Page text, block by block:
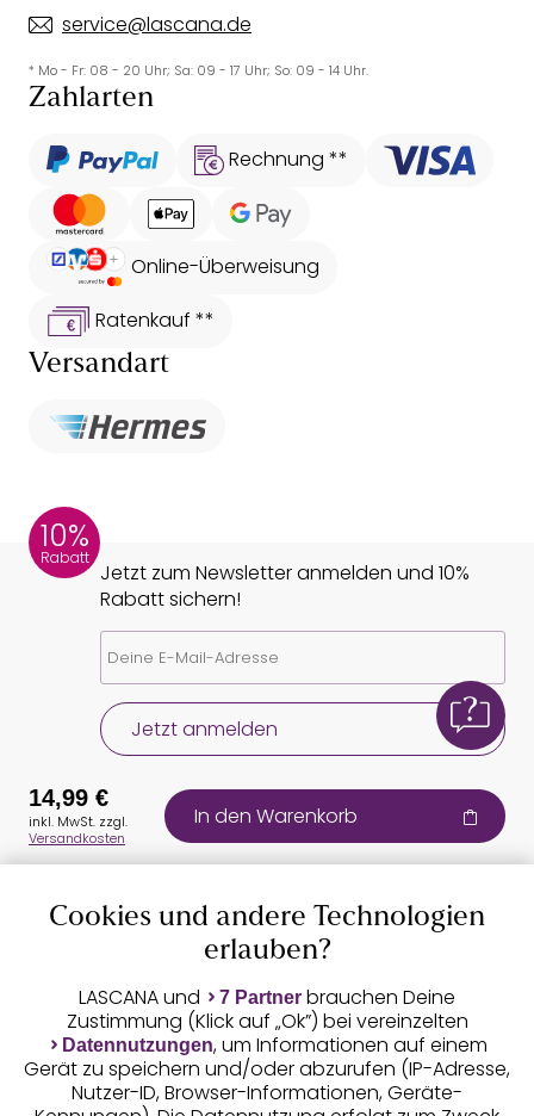
service@lascana.de
* Mo - Fr: 08 - 20 Uhr; Sa: 09 - 17 Uhr; So: 09 - 14 Uhr.
Zahlarten
Rechnung **
Online-Überweisung
Ratenkauf **
Versandart
10%
Rabatt
Jetzt zum Newsletter anmelden und 10%
Rabatt sichern!
Jetzt anmelden
Auszeichnungen
14,99 €
inkl. MwSt. zzgl.
Versandkosten
In den Warenkorb
Cookies und andere Technologien
erlauben?
LASCANA und 7 Partner brauchen Deine
Zustimmung (Klick auf „Ok”) bei vereinzelten
Datennutzungen, um Informationen auf einem
Gerät zu speichern und/oder abzurufen (IP-Adresse,
Nutzer-ID, Browser-Informationen, Geräte-